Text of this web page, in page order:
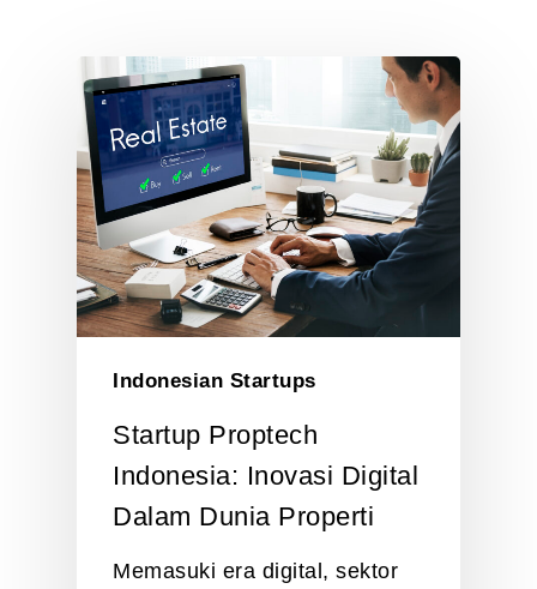
Indonesian Startups
Startup Proptech
Indonesia: Inovasi Digital
Dalam Dunia Properti
Memasuki era digital, sektor